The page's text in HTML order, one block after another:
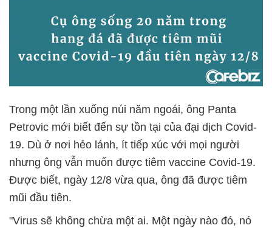
Trong một lần xuống núi năm ngoái, ông Panta
Petrovic mới biết đến sự tồn tại của đại dịch Covid-
19. Dù ở nơi hẻo lánh, ít tiếp xúc với mọi người
nhưng ông vẫn muốn được tiêm vaccine Covid-19.
Được biết, ngày 12/8 vừa qua, ông đã được tiêm
mũi đầu tiên.
"Virus sẽ không chừa một ai. Một ngày nào đó, nó